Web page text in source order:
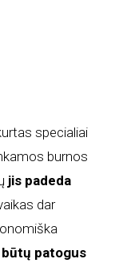
specialiai
burnos
jis padeda
dar
patogus